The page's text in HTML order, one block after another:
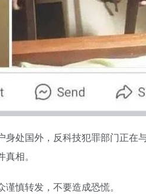
处国外，反科技犯罪部门正在
相。
慎转发，不要造成恐慌。